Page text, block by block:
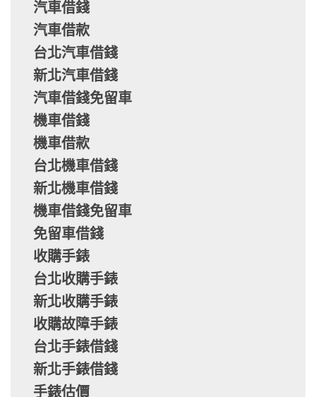
汽車借錢
汽車借款
台北汽車借錢
新北汽車借錢
汽車借錢免留車
機車借錢
機車借款
台北機車借錢
新北機車借錢
機車借錢免留車
免留車借錢
收購手錶
台北收購手錶
新北收購手錶
收購故障手錶
台北手錶借錢
新北手錶借錢
手錶估價